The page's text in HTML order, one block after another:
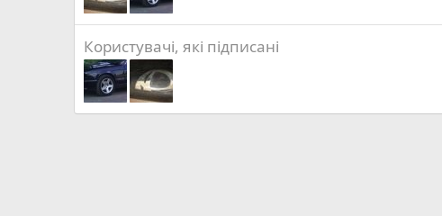
Користувачі, які підписані